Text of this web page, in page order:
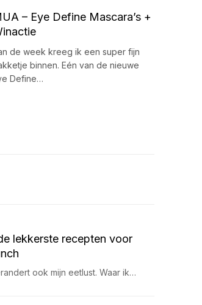
– Eye Define Mascara’s +
de week kreeg ik een super fijn
binnen. Eén van de nieuwe
Define…
lekkerste recepten voor
ook mijn eetlust. Waar ik…